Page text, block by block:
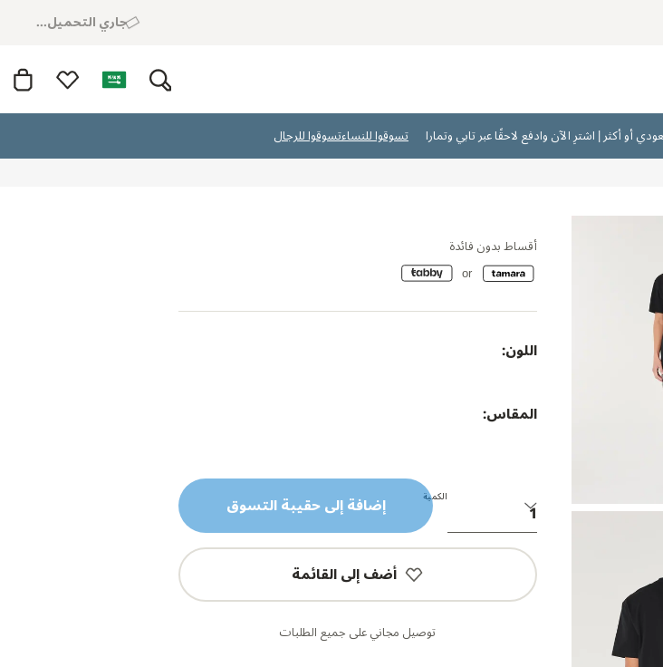
جاري التحميل...
تسوقوا للنساءتسوقوا للرجال
أقساط بدون فائدة
اللون:
المقاس:
الكمية إضافة إلى حقيبة التسوق
أضف إلى القائمة
توصيل مجاني على جميع الطلبات